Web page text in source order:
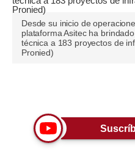
Editorial
Pregunta de hoy
Lujo
Viajes
Desde su inicio de
plataforma Asitec ha
técnica a 183 proyectos de
Pronied)